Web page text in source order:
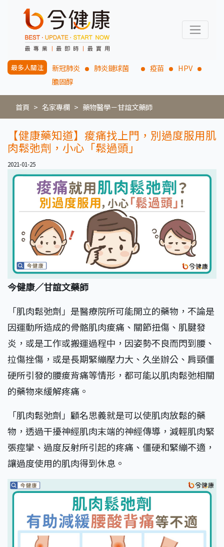
最多人關注 新冠肺炎 肺炎鏈球菌 疫苗
HPV
膽固醇
首頁 名家專欄 藥物醫學－甘誼文藥師
【健康藥知道】痠痛找上門，別過度服用肌
肉鬆弛劑，小心「鬆過頭」
2021-01-25
今健康／甘誼文藥師
「肌肉鬆弛劑」是醫療院所可能開立的藥物，不論是
因運動所造成的骨骼肌肉痠痛、關節扭傷、肌腱發
炎，或是工作或搬運過程中，因姿勢不良而閃到腰、
拉傷挫傷，或是長期緊繃壓力大、久坐辦公、肩頸僵
硬所引發的腰痠背痛等情形，都可能以肌肉鬆弛相關
的藥物來緩解疼痛。
「肌肉鬆弛劑」顧名思義就是可以使肌肉放鬆的藥
物，透過干擾神經肌肉末端的神經傳導，減輕肌肉緊
張痙攣、過度反射所引起的疼痛、僵硬和緊繃不適，
讓過度使用的肌肉得到休息。